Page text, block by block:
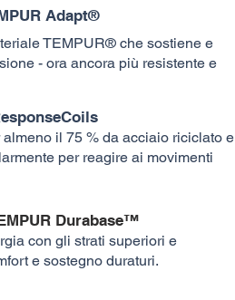
Adapt®
TEMPUR® che sostiene e
- ora ancora più resistente e
il 75 % da acciaio riciclato e
per reagire ai movimenti
Durabase™
con gli strati superiori e
e sostegno duraturi.